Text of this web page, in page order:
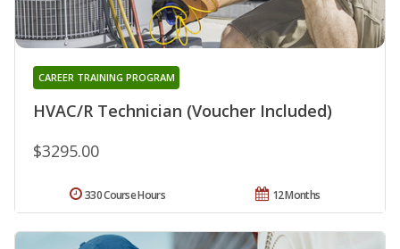
HVAC/R Technician (Voucher Included)
CAREER TRAINING PROGRAM
$3295.00
12 Months
330 Course Hours